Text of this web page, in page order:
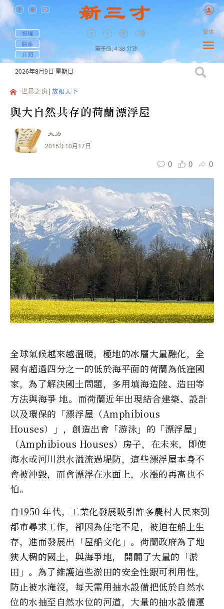
投稿
联系
订阅
笛子曲, 4:38 分钟
繁体
2026年8月9日 星期日
世界之窗 放眼天下
與大自然共存的荷蘭漂浮屋
大力
2015年10月17日
0 0 0
全球氣候越來越溫暖，極地的冰層大量融化，全
國有超過四分之一的低於海平面的荷蘭為低窪國
家，為了解決國土問題，多用填海造陸、造田等
方法與海爭 地。而荷蘭近年出現結合建築、設計
以及環保的「漂浮屋（Amphibious
Houses）」，創造出會「游泳」的「漂浮屋」
（Amphibious Houses）房子，在未來，即使
海水或河川洪水溢流過堤防，這些漂浮屋本身不
會被沖毀，而會漂浮在水面上，水漲的再高也不
怕。
自1950 年代，工業化發展吸引許多農村人民來到
都市尋求工作，卻因為住宅不足，被迫在船上生
存，進而發展出「屋船文化」。荷蘭政府為了地
狹人稠的國土，與海爭地， 開闢了大量的「淤
田」。為了維護這些淤田的安全性跟可利用性，
防止被水淹沒，每天需用抽水設備把低於自然水
位的水抽至自然水位的河道，大量的抽水設備運